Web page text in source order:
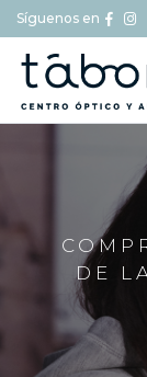
Síguenos en
DE